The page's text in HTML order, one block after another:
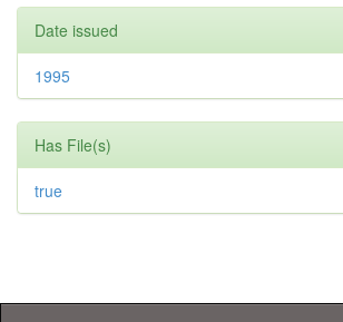
Date issued
1995
Has File(s)
true